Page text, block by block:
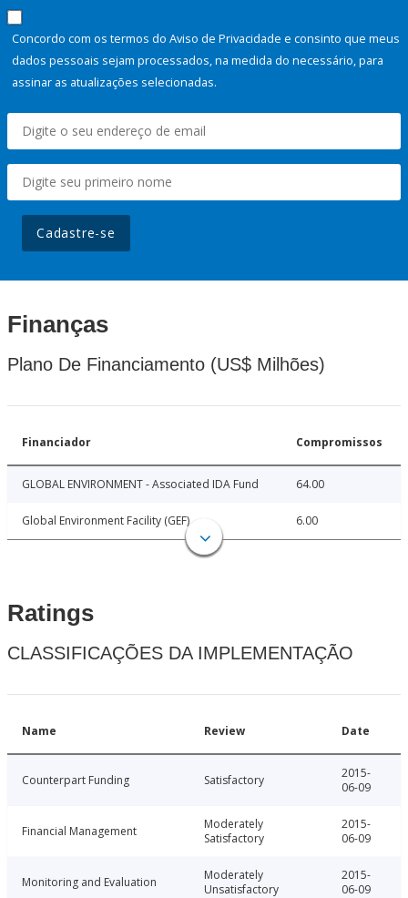
Concordo com os termos do Aviso de Privacidade e consinto que meus
dados pessoais sejam processados, na medida do necessário, para
assinar as atualizações selecionadas.
Cadastre-se
Finanças
Plano De Financiamento (US$ Milhões)
Financiador Compromissos
GLOBAL ENVIRONMENT - Associated IDA Fund 64.00
Global Environment Facility (GEF) 6.00
Ratings
CLASSIFICAÇÕES DA IMPLEMENTAÇÃO
Name Review Date
Counterpart Funding Satisfactory
2015-
06-09
Financial Management
Moderately
Satisfactory
2015-
06-09
Monitoring and Evaluation
Moderately
Unsatisfactory
2015-
06-09